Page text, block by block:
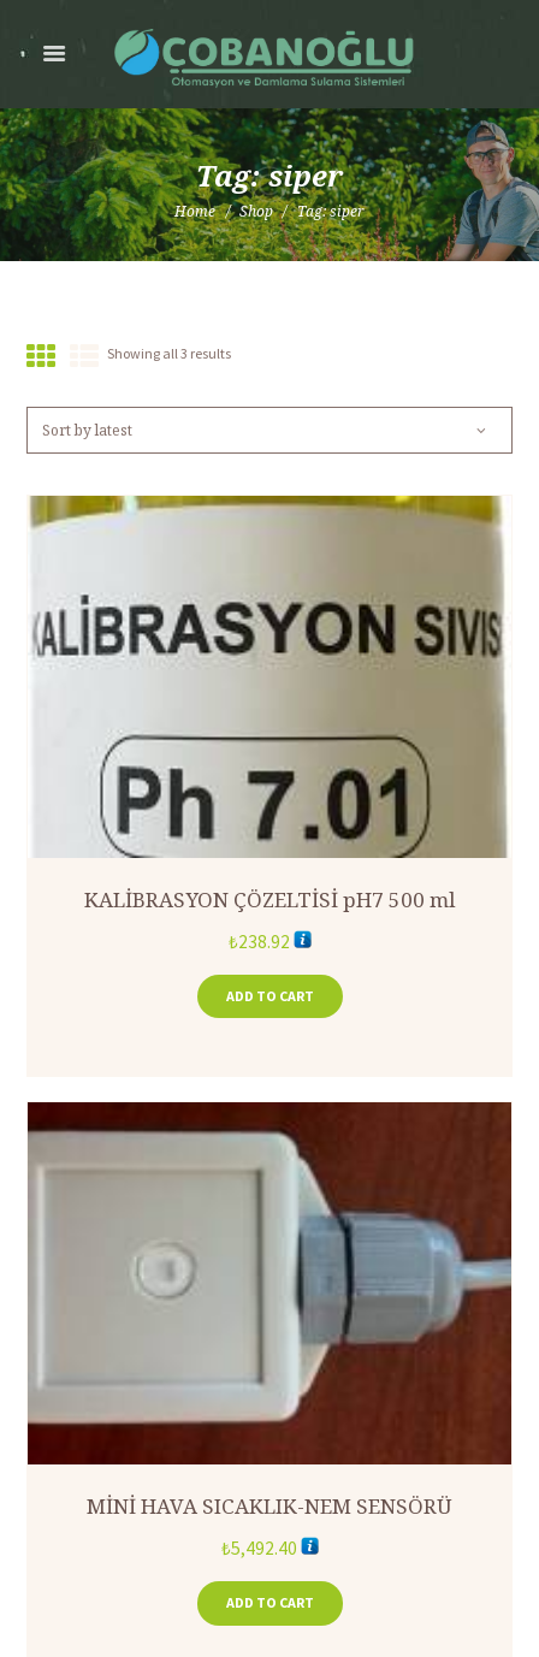
Tag: siper
Home Shop Tag: siper
Showing all 3 results
KALİBRASYON ÇÖZELTİSİ pH7 500 ml
₺238.92
ADD TO CART
MİNİ HAVA SICAKLIK-NEM SENSÖRÜ
₺5,492.40
ADD TO CART